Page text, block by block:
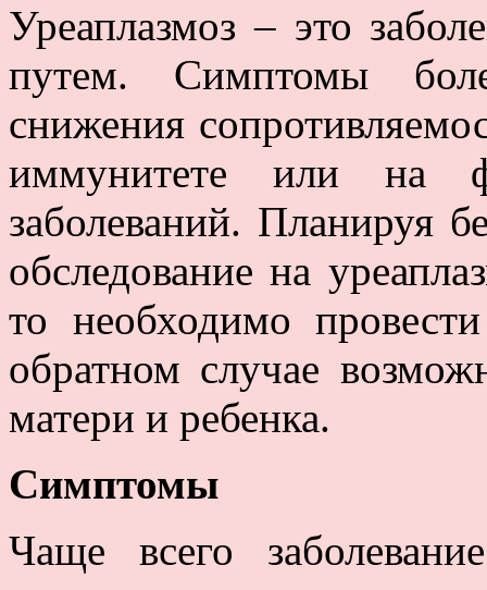
Уреаплазмоз – это
путем. Симптомы
снижения
иммунитете или на
заболеваний. Планируя
обследование на
то необходимо
обратном случае
матери и ребенка.
Симптомы
Чаще всего